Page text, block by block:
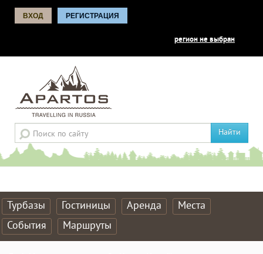
ВХОД РЕГИСТРАЦИЯ
регион не выбран
Найти
Турбазы Гостиницы Аренда
Места
События
Маршруты